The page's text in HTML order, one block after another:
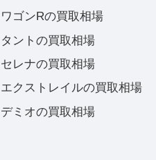
ワゴンRの買取相場
タントの買取相場
セレナの買取相場
エクストレイルの買取相場
デミオの買取相場